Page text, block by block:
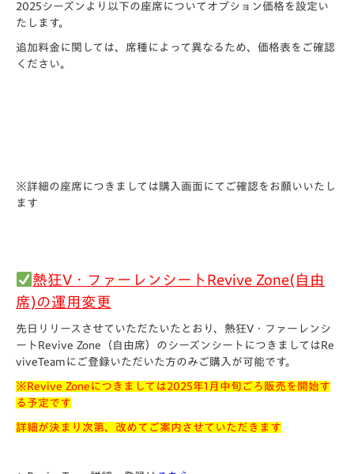
2025シーズンより以下の座席についてオプション価格を設定い
たします。
追加料金に関しては、席種によって異なるため、価格表をご確認
ください。
※詳細の座席につきましては購入画面にてご確認をお願いいたし
ます
熱狂V・ファーレンシートRevive Zone(自由
席)の運用変更
先日リリースさせていただたいたとおり、熱狂V・ファーレンシ
ートRevive Zone（自由席）のシーズンシートにつきましてはRe
viveTeamにご登録いただいた方のみご購入が可能です。
※Revive Zoneにつきましては2025年1月中旬ごろ販売を開始す
る予定です
詳細が決まり次第、改めてご案内させていただきます